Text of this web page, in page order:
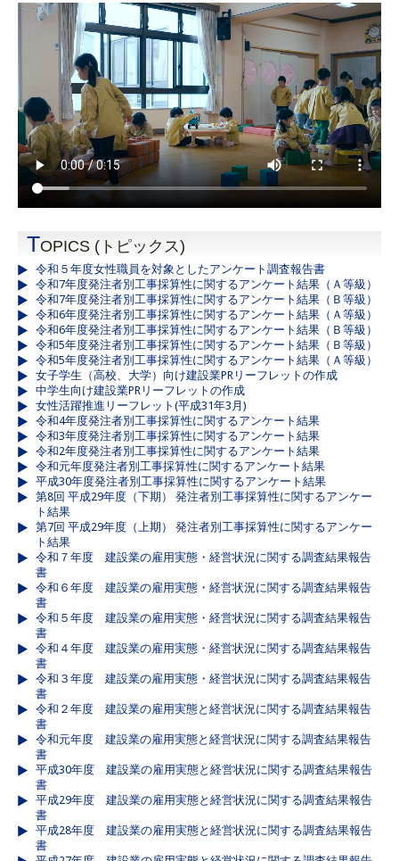
TOPICS (トピックス)
令和５年度女性職員を対象としたアンケート調査報告書
令和7年度発注者別工事採算性に関するアンケート結果（Ａ等級）
令和7年度発注者別工事採算性に関するアンケート結果（Ｂ等級）
令和6年度発注者別工事採算性に関するアンケート結果（Ａ等級）
令和6年度発注者別工事採算性に関するアンケート結果（Ｂ等級）
令和5年度発注者別工事採算性に関するアンケート結果（Ｂ等級）
令和5年度発注者別工事採算性に関するアンケート結果（Ａ等級）
女子学生（高校、大学）向け建設業PRリーフレットの作成
中学生向け建設業PRリーフレットの作成
女性活躍推進リーフレット(平成31年3月)
令和4年度発注者別工事採算性に関するアンケート結果
令和3年度発注者別工事採算性に関するアンケート結果
令和2年度発注者別工事採算性に関するアンケート結果
令和元年度発注者別工事採算性に関するアンケート結果
平成30年度発注者別工事採算性に関するアンケート結果
第8回 平成29年度（下期） 発注者別工事採算性に関するアンケー
ト結果
第7回 平成29年度（上期） 発注者別工事採算性に関するアンケー
ト結果
令和７年度 建設業の雇用実態・経営状況に関する調査結果報告
書
令和６年度 建設業の雇用実態・経営状況に関する調査結果報告
書
令和５年度 建設業の雇用実態・経営状況に関する調査結果報告
書
令和４年度 建設業の雇用実態・経営状況に関する調査結果報告
書
令和３年度 建設業の雇用実態・経営状況に関する調査結果報告
書
令和２年度 建設業の雇用実態と経営状況に関する調査結果報告
書
令和元年度 建設業の雇用実態と経営状況に関する調査結果報告
書
平成30年度 建設業の雇用実態と経営状況に関する調査結果報告
書
平成29年度 建設業の雇用実態と経営状況に関する調査結果報告
書
平成28年度 建設業の雇用実態と経営状況に関する調査結果報告
書